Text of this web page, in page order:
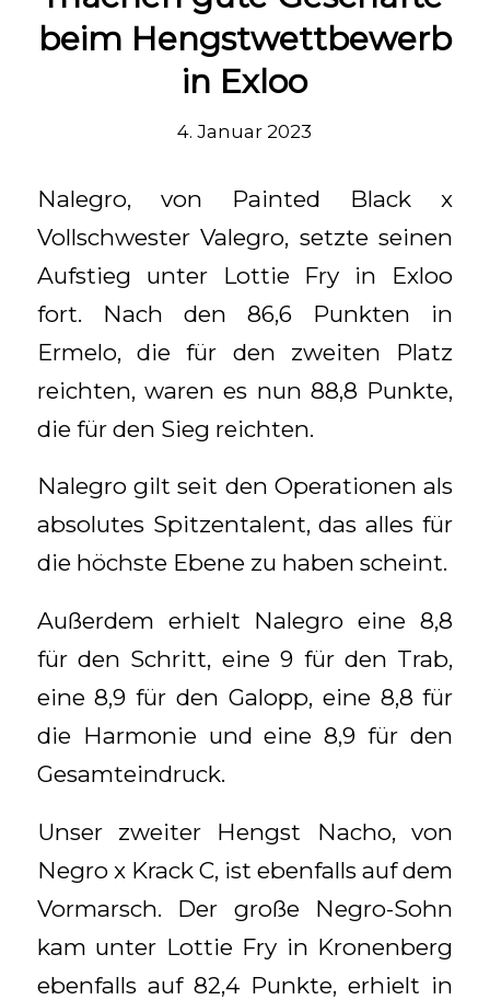
beim Hengstwettbewerb
in Exloo
4. Januar 2023
Nalegro, von Painted Black x
Vollschwester Valegro, setzte seinen
Aufstieg unter Lottie Fry in Exloo
fort. Nach den 86,6 Punkten in
Ermelo, die für den zweiten Platz
reichten, waren es nun 88,8 Punkte,
die für den Sieg reichten.
Nalegro gilt seit den Operationen als
absolutes Spitzentalent, das alles für
die höchste Ebene zu haben scheint.
Außerdem erhielt Nalegro eine 8,8
für den Schritt, eine 9 für den Trab,
eine 8,9 für den Galopp, eine 8,8 für
die Harmonie und eine 8,9 für den
Gesamteindruck.
Unser zweiter Hengst Nacho, von
Negro x Krack C, ist ebenfalls auf dem
Vormarsch. Der große Negro-Sohn
kam unter Lottie Fry in Kronenberg
ebenfalls auf 82,4 Punkte, erhielt in